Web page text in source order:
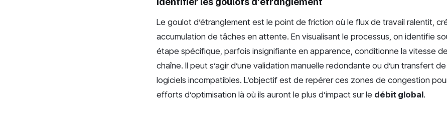
Le goulot d’étranglement est le point de friction où le flux de travail ralentit,
accumulation de tâches en attente. En visualisant le processus, on identifie
étape spécifique, parfois insignifiante en apparence, conditionne la vitesse
chaîne. Il peut s’agir d’une validation manuelle redondante ou d’un transfert
logiciels incompatibles. L’objectif est de repérer ces zones de congestion
efforts d’optimisation là où ils auront le plus d’impact sur le débit global.